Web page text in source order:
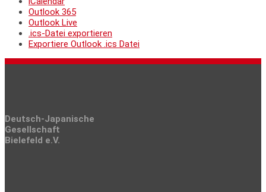
Outlook 365
Outlook Live
.ics-Datei exportieren
Exportiere Outlook .ics Datei
Deutsch-Japanische
Gesellschaft
Bielefeld e.V.